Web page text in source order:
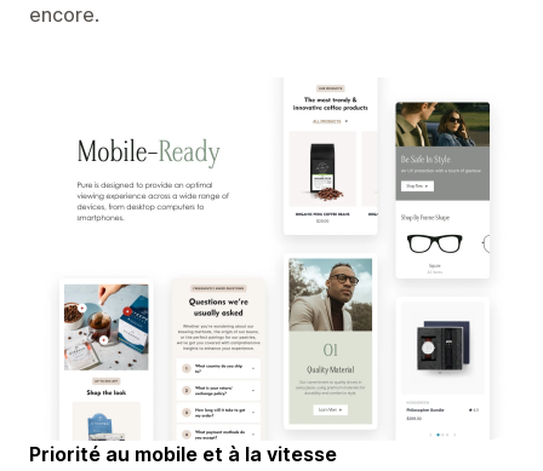
encore.
Priorité au mobile et à la vitesse